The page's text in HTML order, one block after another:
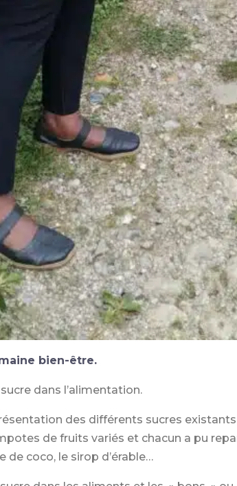
bien-être.
dans l’alimentation.
des différents sucres
de fruits variés et chacun a pu
de coco, le sirop d’érable…